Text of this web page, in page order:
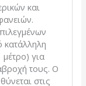
και
κατάλληλη
για
τους. Ο
στις